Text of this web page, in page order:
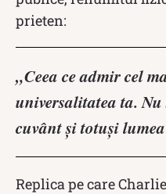
prieten:
„Ceea ce admir cel
universalitatea ta.
cuvânt și totuși
Replica pe care